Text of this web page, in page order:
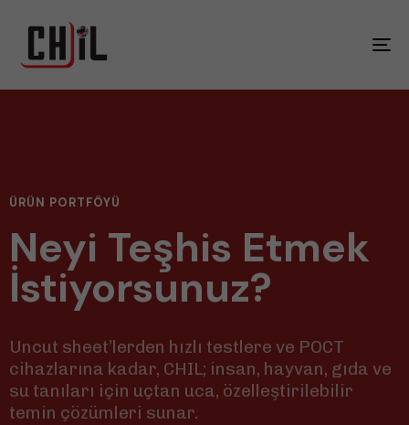
ÜRÜN PORTFÖYÜ
Neyi Teşhis Etmek
İstiyorsunuz?
Uncut sheet’lerden hızlı testlere ve POCT
cihazlarına kadar, CHIL; insan, hayvan, gıda ve
su tanıları için uçtan uca, özelleştirilebilir
temin çözümleri sunar.